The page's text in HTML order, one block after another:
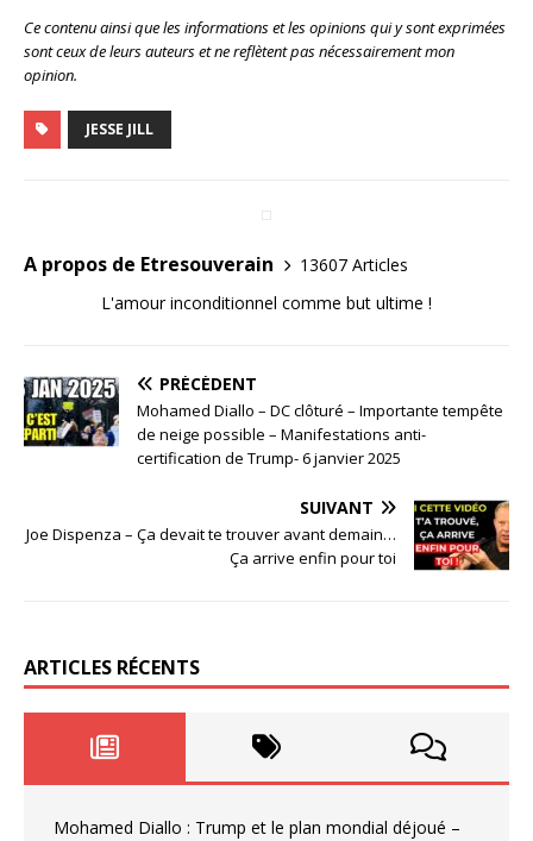
Ce contenu ainsi que les informations et les opinions qui y sont exprimées
sont ceux de leurs auteurs et ne reflètent pas nécessairement mon
opinion.
JESSE JILL
A propos de Etresouverain
13607 Articles
L'amour inconditionnel comme but ultime !
PRÉCÉDENT
Mohamed Diallo – DC clôturé – Importante tempête
de neige possible – Manifestations anti-
certification de Trump- 6 janvier 2025
SUIVANT
Joe Dispenza – Ça devait te trouver avant demain…
Ça arrive enfin pour toi
ARTICLES RÉCENTS
Mohamed Diallo : Trump et le plan mondial déjoué –